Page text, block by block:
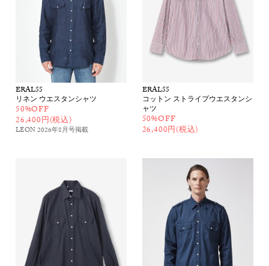
ERAL55
リネン ウエスタンシャツ
50%OFF
26,400円(税込)
LEON 2026年8月号掲載
ERAL55
コットン ストライプウエスタンシ
ャツ
50%OFF
26,400円(税込)